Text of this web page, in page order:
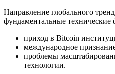
Направление глобального
фундаментальные технические
приход в Bitcoin
международное
проблемы
технологии.